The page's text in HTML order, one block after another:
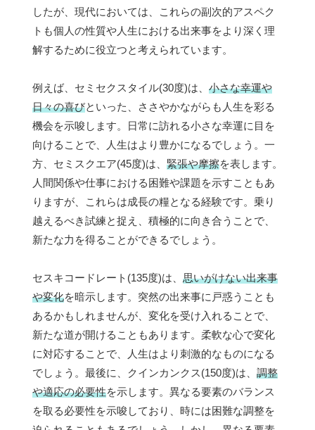
したが、現代においては、これらの副次的アスペク
トも個人の性質や人生における出来事をより深く理
解するために役立つと考えられています。
例えば、セミセクスタイル(30度)は、 小さな幸運や
日々の喜びといった、ささやかながらも人生を彩る
機会を示唆します。日常に訪れる小さな幸運に目を
向けることで、人生はより豊かになるでしょう。一
方、セミスクエア(45度)は、 緊張や摩擦を表します。
人間関係や仕事における困難や課題を示すこともあ
りますが、これらは成長の糧となる経験です。乗り
越えるべき試練と捉え、積極的に向き合うことで、
新たな力を得ることができるでしょう。
セスキコードレート(135度)は、 思いがけない出来事
や変化を暗示します。突然の出来事に戸惑うことも
あるかもしれませんが、変化を受け入れることで、
新たな道が開けることもあります。柔軟な心で変化
に対応することで、人生はより刺激的なものになる
でしょう。最後に、クインカンクス(150度)は、 調整
や適応の必要性を示します。異なる要素のバランス
を取る必要性を示唆しており、時には困難な調整を